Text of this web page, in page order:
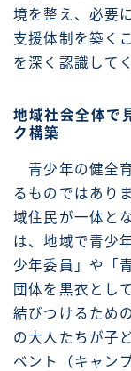
境を整え、必要
支援体制を築く
を深く認識して
地域社会全体で
ク構築
青少年の健全
るものではあり
域住民が一体と
は、地域で青少
少年委員」や「
団体を黒衣とし
結びつけるため
の大人たちが子
ベント（キャン